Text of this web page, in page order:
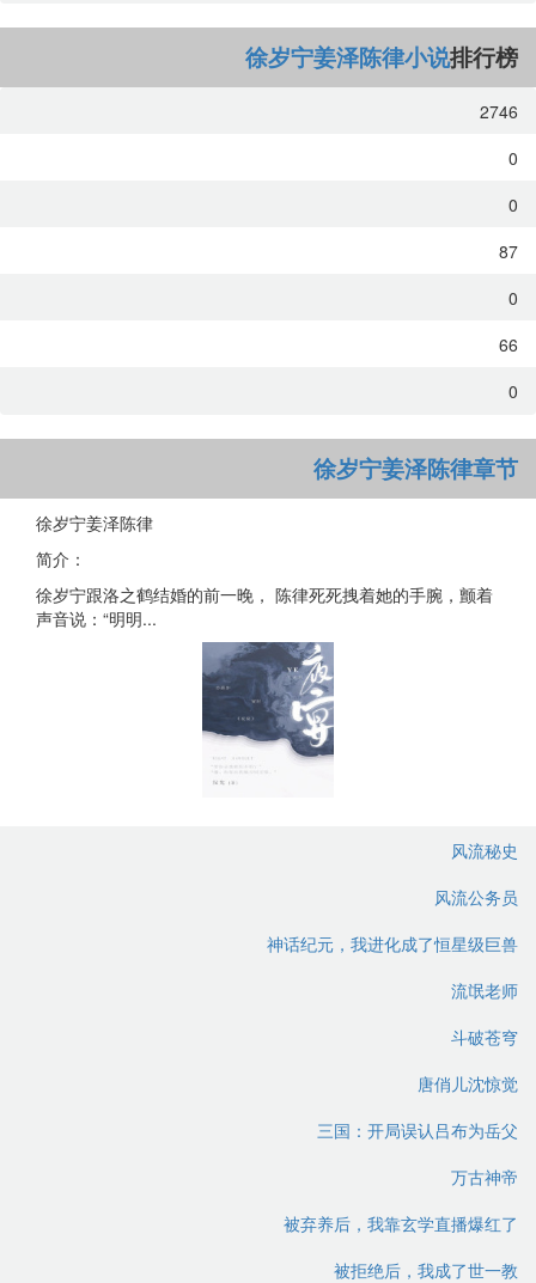
徐岁宁姜泽陈律小说排行榜
2746
0
0
87
0
66
0
徐岁宁姜泽陈律章节
徐岁宁姜泽陈律
简介：
徐岁宁跟洛之鹤结婚的前一晚， 陈律死死拽着她的手腕，颤着
声音说：“明明...
风流秘史
风流公务员
神话纪元，我进化成了恒星级巨兽
流氓老师
斗破苍穹
唐俏儿沈惊觉
三国：开局误认吕布为岳父
万古神帝
被弃养后，我靠玄学直播爆红了
被拒绝后，我成了世一教